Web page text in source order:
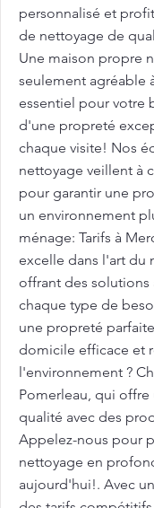
personnalisé et
de nettoyage de
Une maison propre
seulement agréable
essentiel pour votre
d'une propreté
chaque visite! Nos
nettoyage veillent à
pour garantir une
un environnement
ménage: Tarifs à
excelle dans l'art du
offrant des solutions
chaque type de
une propreté
domicile efficace et
l'environnement ?
Pomerleau, qui offre
qualité avec des
Appelez-nous pour
nettoyage en
aujourd'hui!. Avec